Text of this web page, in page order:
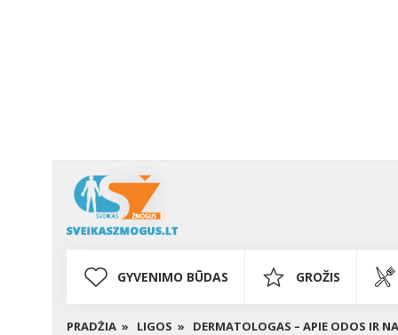
GYVENIMO BŪDAS GROŽIS
PRADŽIA » LIGOS » DERMATOLOGAS – APIE ODOS IR